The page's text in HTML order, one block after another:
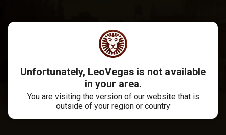
Unfortunately, LeoVegas is not available
in your area.
You are visiting the version of our website that is
outside of your region or country